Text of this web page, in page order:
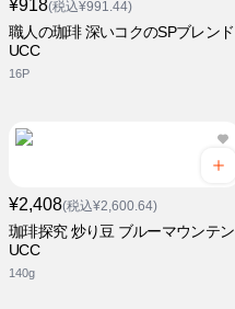
¥918(税込¥991.44)
職人の珈琲 深いコクのSPブレンド
UCC
16P
¥2,408(税込¥2,600.64)
珈琲探究 炒り豆 ブルーマウンテン
UCC
140g